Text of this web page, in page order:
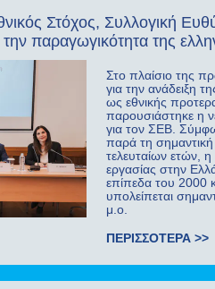
Στόχος, Συλλογική
παραγωγικότητα της
Στο πλαίσιο της
για την ανάδειξη
ως εθνικής
παρουσιάστηκε η
για τον ΣΕΒ.
παρά τη
τελευταίων ετών,
εργασίας στην
επίπεδα του 2000
υπολείπεται
μ.ο.
ΠΕΡΙΣΣΟΤΕΡΑ >>